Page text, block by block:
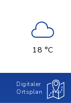
18 °C
Digitaler
Ortsplan